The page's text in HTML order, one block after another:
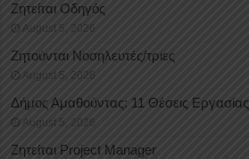
Ζητείται Οδηγός
August 5, 2026
Ζητούνται Νοσηλευτές/τριες
August 5, 2026
Δήμος Αμαθούντας: 11 Θέσεις Εργασίας
August 5, 2026
Ζητείται Project Manager